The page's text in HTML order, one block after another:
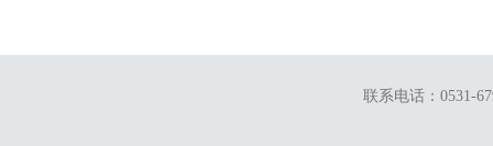
联系电话：0531-